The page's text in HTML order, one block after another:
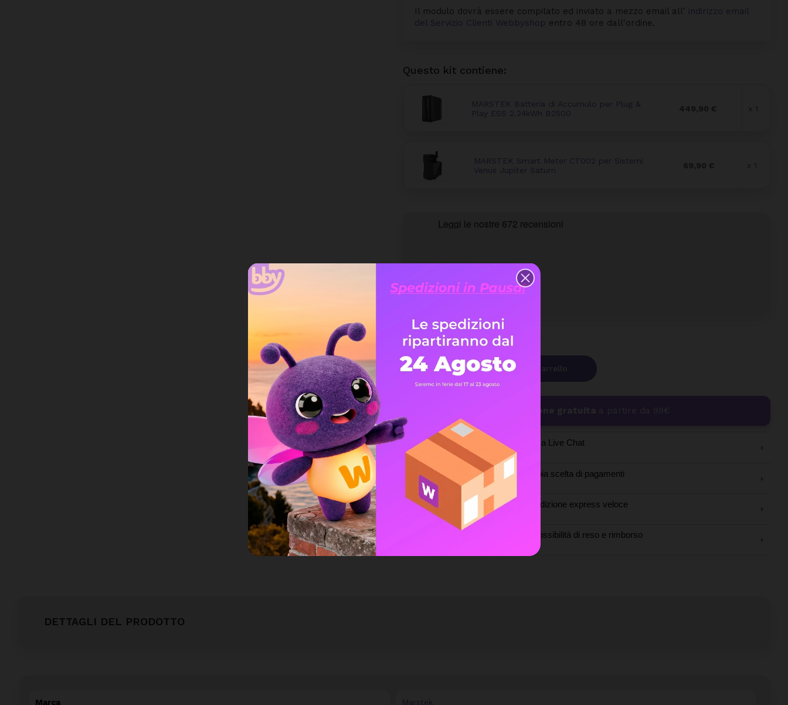
Il modulo dovrà essere compilato ed inviato a mezzo email all' indirizzo email
del Servizio Clienti Webbyshop entro 48 ore dall'ordine.
Questo kit contiene:
MARSTEK Batteria di Accumulo per Plug &
Play ESS 2.24kWh B2500
MARSTEK Smart Meter CT002 per Sistemi
Venus Jupiter Saturn
Quantità
Aggiungi Al Carrello
Assistenza Live Chat
Ampia scelta di pagamenti
Spedizione express veloce
Possibilità di reso e rimborso
DETTAGLI DEL PRODOTTO
Marca Marstek